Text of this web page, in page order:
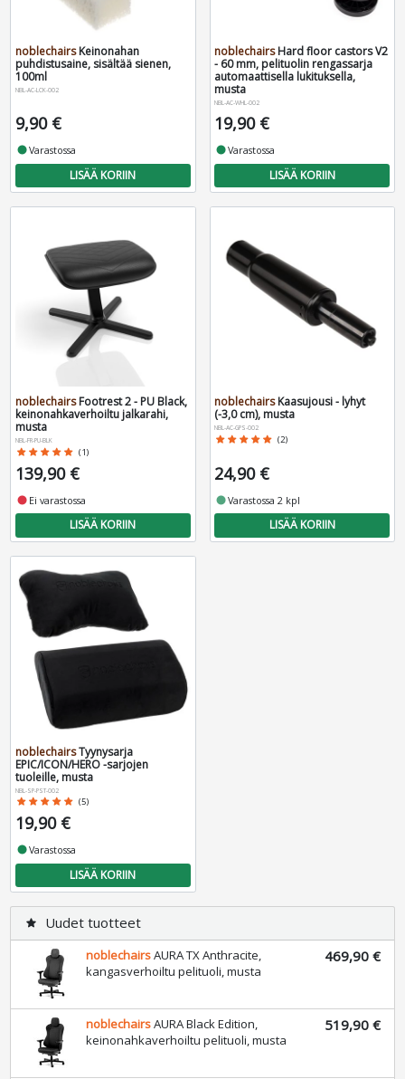
noblechairsKeinonahan
puhdistusaine, sisältää sienen,
100ml
NBL-AC-LCK-002
9,90 €
fiber_manual_recordVarastossa
LISÄÄ KORIIN
noblechairsHard floor castors V2
- 60 mm, pelituolin rengassarja
automaattisella lukituksella,
musta
NBL-AC-WHL-002
19,90 €
fiber_manual_recordVarastossa
LISÄÄ KORIIN
noblechairsFootrest 2 - PU Black,
keinonahkaverhoiltu jalkarahi,
musta
NBL-FR-PU-BLK
star star star star star (1)
139,90 €
fiber_manual_record Ei varastossa
LISÄÄ KORIIN
noblechairsKaasujousi - lyhyt
(-3,0 cm), musta
NBL-AC-GPS-002
star star star star star (2)
24,90 €
fiber_manual_recordVarastossa 2 kpl
LISÄÄ KORIIN
noblechairsTyynysarja
EPIC/ICON/HERO -sarjojen
tuoleille, musta
NBL-SP-PST-002
star star star star star (5)
19,90 €
fiber_manual_recordVarastossa
LISÄÄ KORIIN
star Uudet tuotteet
noblechairsAURA TX Anthracite,
kangasverhoiltu pelituoli, musta
469,90 €
noblechairsAURA Black Edition,
keinonahkaverhoiltu pelituoli, musta
519,90 €